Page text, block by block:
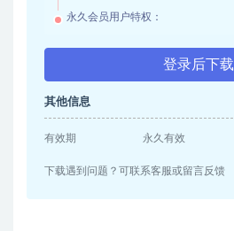
永久会员用户特权：
登录后下载
其他信息
有效期 永久有效
下载遇到问题？可联系客服或留言反馈